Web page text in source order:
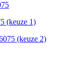
(keuze 1)
(keuze 2)